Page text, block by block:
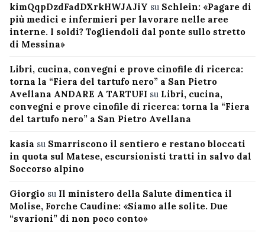
kimQqpDzdFadDXrkHWJAJiY su Schlein: «Pagare di
più medici e infermieri per lavorare nelle aree
interne. I soldi? Togliendoli dal ponte sullo stretto
di Messina»
Libri, cucina, convegni e prove cinofile di ricerca:
torna la “Fiera del tartufo nero” a San Pietro
Avellana ANDARE A TARTUFI su Libri, cucina,
convegni e prove cinofile di ricerca: torna la “Fiera
del tartufo nero” a San Pietro Avellana
kasia su Smarriscono il sentiero e restano bloccati
in quota sul Matese, escursionisti tratti in salvo dal
Soccorso alpino
Giorgio su Il ministero della Salute dimentica il
Molise, Forche Caudine: «Siamo alle solite. Due
“svarioni” di non poco conto»